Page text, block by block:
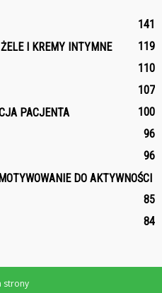
141
I KREMY INTYMNE
119
110
107
PACJENTA
100
96
96
DO AKTYWNOŚCI
85
84
strony